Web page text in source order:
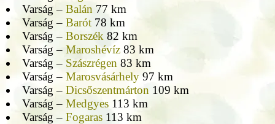
Varság – Balán 77 km
Varság – Barót78 km
Varság – Borszék 82 km
Varság – Maroshévíz83 km
Varság – Szászrégen 83 km
Varság – Marosvásárhely97 km
Varság – Dicsőszentmárton 109 km
Varság – Medgyes113 km
Varság – Fogaras113 km